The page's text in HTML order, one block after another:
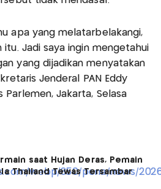
apa yang melatarbelakangi,
itu. Jadi saya ingin mengetahui
yang dijadikan menyatakan
Jenderal PAN Eddy
Parlemen, Jakarta, Selasa
saat Hujan Deras, Pemain
Thailand Tewas Tersambar